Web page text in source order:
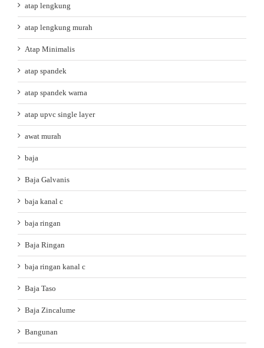
atap lengkung
atap lengkung murah
Atap Minimalis
atap spandek
atap spandek warna
atap upvc single layer
awat murah
baja
Baja Galvanis
baja kanal c
baja ringan
Baja Ringan
baja ringan kanal c
Baja Taso
Baja Zincalume
Bangunan